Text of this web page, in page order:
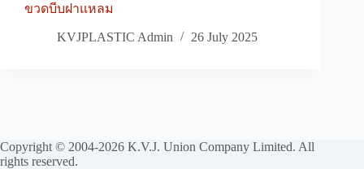
ขวดบีบฝาแหลม
KVJPLASTIC Admin 26 July 2025
Copyright © 2004-2026 K.V.J. Union Company Limited. All
rights reserved.